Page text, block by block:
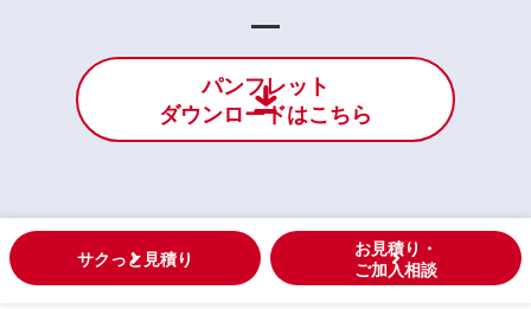
パンフレット
ダウンロードはこちら
サクっと見積り
お見積り・
ご加入相談